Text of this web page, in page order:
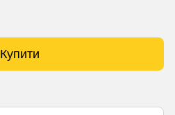
Купити